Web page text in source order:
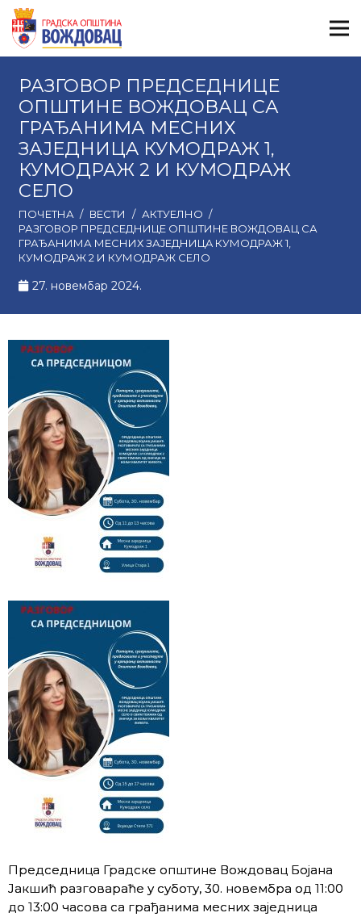
РАЗГОВОР ПРЕДСЕДНИЦЕ
ОПШТИНЕ ВОЖДОВАЦ СА
ГРАЂАНИМА МEСНИХ
ЗАЈЕДНИЦA КУМОДРАЖ 1,
КУМОДРАЖ 2 И КУМОДРАЖ
СЕЛО
ПОЧЕТНА / ВЕСТИ / АКТУЕЛНО /
РАЗГОВОР ПРЕДСЕДНИЦЕ ОПШТИНЕ ВОЖДОВАЦ СА
ГРАЂАНИМА МEСНИХ ЗАЈЕДНИЦA КУМОДРАЖ 1,
КУМОДРАЖ 2 И КУМОДРАЖ СЕЛО
27. новембар 2024.
Председница Градске општине Вождовац Бојана
Јакшић разговараће у суботу, 30. новембра од 11:00
до 13:00 часова са грађанима месних заједница